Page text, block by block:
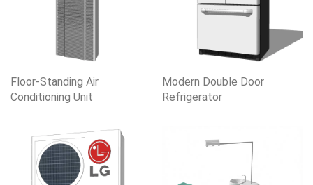
Floor-Standing Air
Conditioning Unit
Modern Double Door
Refrigerator